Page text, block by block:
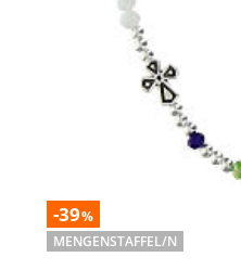
-39%
MENGENSTAFFEL/N